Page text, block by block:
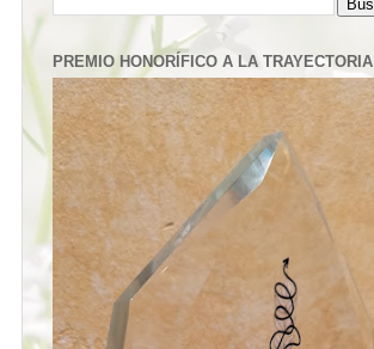
PREMIO HONORÍFICO A LA TRAYECTORIA